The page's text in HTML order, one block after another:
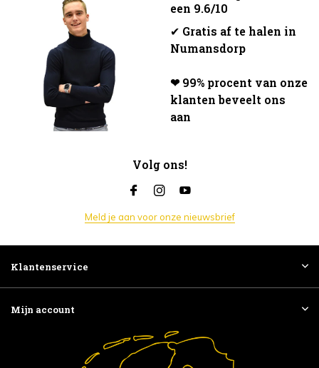
een 9.6/10
✔ Gratis af te halen in
Numansdorp
❤ 99% procent van onze
klanten beveelt ons
aan
Volg ons!
Meld je aan voor onze nieuwsbrief
Klantenservice
Mijn account